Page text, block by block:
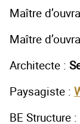
Maître
Maître
Architecte :
Paysagiste :
BE Structure :